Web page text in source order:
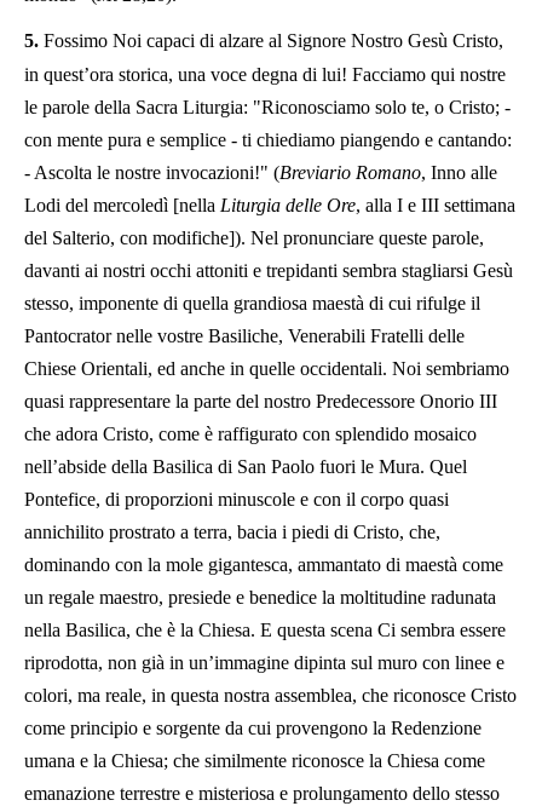
5. Fossimo Noi capaci di alzare al Signore Nostro Gesù Cristo,
in quest’ora storica, una voce degna di lui! Facciamo qui nostre
le parole della Sacra Liturgia: "Riconosciamo solo te, o Cristo; -
con mente pura e semplice - ti chiediamo piangendo e cantando:
- Ascolta le nostre invocazioni!" (Breviario Romano, Inno alle
Lodi del mercoledì [nella Liturgia delle Ore, alla I e III settimana
del Salterio, con modifiche]). Nel pronunciare queste parole,
davanti ai nostri occhi attoniti e trepidanti sembra stagliarsi Gesù
stesso, imponente di quella grandiosa maestà di cui rifulge il
Pantocrator nelle vostre Basiliche, Venerabili Fratelli delle
Chiese Orientali, ed anche in quelle occidentali. Noi sembriamo
quasi rappresentare la parte del nostro Predecessore Onorio III
che adora Cristo, come è raffigurato con splendido mosaico
nell’abside della Basilica di San Paolo fuori le Mura. Quel
Pontefice, di proporzioni minuscole e con il corpo quasi
annichilito prostrato a terra, bacia i piedi di Cristo, che,
dominando con la mole gigantesca, ammantato di maestà come
un regale maestro, presiede e benedice la moltitudine radunata
nella Basilica, che è la Chiesa. E questa scena Ci sembra essere
riprodotta, non già in un’immagine dipinta sul muro con linee e
colori, ma reale, in questa nostra assemblea, che riconosce Cristo
come principio e sorgente da cui provengono la Redenzione
umana e la Chiesa; che similmente riconosce la Chiesa come
emanazione terrestre e misteriosa e prolungamento dello stesso